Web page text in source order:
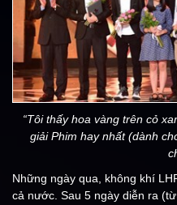
“Tôi thấy hoa vàng trên cỏ
giải Phim hay nhất (dành
Những ngày qua, không khí
cả nước. Sau 5 ngày diễn ra